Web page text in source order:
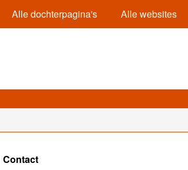
Alle dochterpagina's Alle websites
Contact